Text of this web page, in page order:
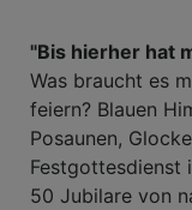
"Bis hierher hat
Was braucht es
feiern? Blauen
Posaunen,
Festgottesdienst
50 Jubilare von